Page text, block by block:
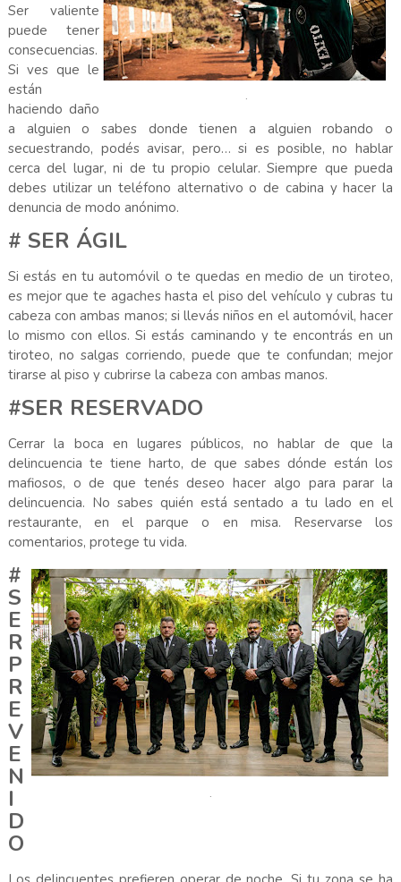
.
Ser valiente
puede tener
consecuencias.
Si ves que le
están
haciendo daño
a alguien o sabes donde tienen a alguien robando o
secuestrando, podés avisar, pero… si es posible, no hablar
cerca del lugar, ni de tu propio celular. Siempre que pueda
debes utilizar un teléfono alternativo o de cabina y hacer la
denuncia de modo anónimo.
# SER ÁGIL
Si estás en tu automóvil o te quedas en medio de un tiroteo,
es mejor que te agaches hasta el piso del vehículo y cubras tu
cabeza con ambas manos; si llevás niños en el automóvil, hacer
lo mismo con ellos. Si estás caminando y te encontrás en un
tiroteo, no salgas corriendo, puede que te confundan; mejor
tirarse al piso y cubrirse la cabeza con ambas manos.
#SER RESERVADO
Cerrar la boca en lugares públicos, no hablar de que la
delincuencia te tiene harto, de que sabes dónde están los
mafiosos, o de que tenés deseo hacer algo para parar la
delincuencia. No sabes quién está sentado a tu lado en el
restaurante, en el parque o en misa. Reservarse los
comentarios, protege tu vida.
.
#
S
E
R
P
R
E
V
E
N
I
D
O